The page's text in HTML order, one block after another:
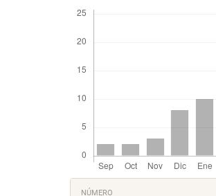
Detalles
NÚMERO